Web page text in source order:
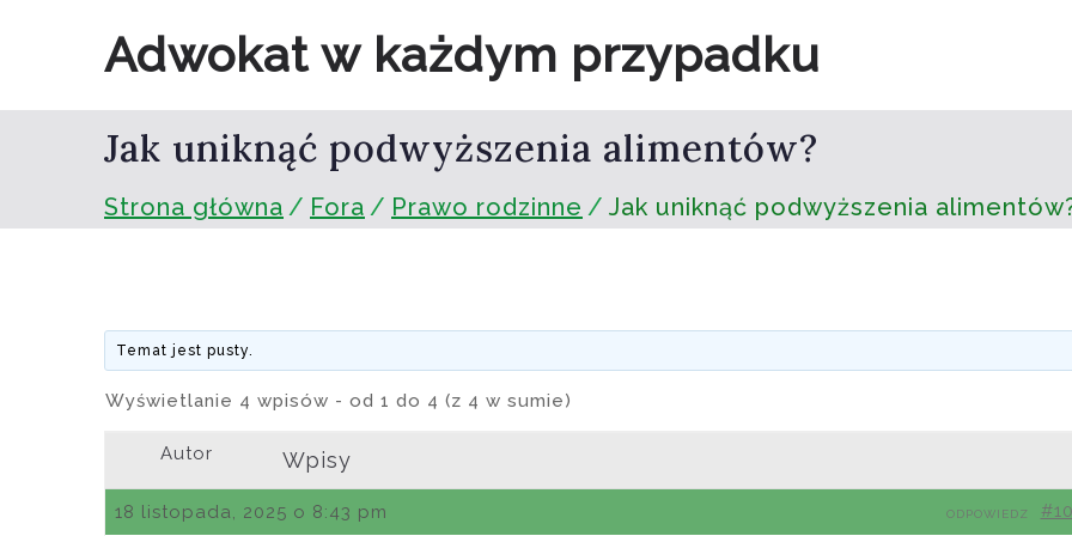
treści
Adwokat w każdym przypadku
Jak uniknąć podwyższenia alimentów?
Strona główna Fora Prawo rodzinne Jak uniknąć podwyższenia
Temat jest pusty.
Wyświetlanie 4 wpisów - od 1 do 4 (z 4 w sumie)
Autor Wpisy
18 listopada, 2025 o 8:43 pm ODPOWIEDZ